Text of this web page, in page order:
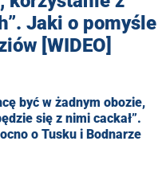
Jaki o pomyśle
[WIDEO]
być w żadnym obozie,
się z nimi cackał”.
o Tusku i Bodnarze